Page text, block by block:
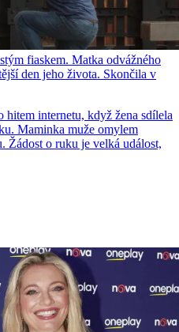
fiaskem. Matka odvážného
den jeho života. Skončila v
hitem internetu, když žena sdílela
Maminka muže omylem
Žádost o ruku je velká událost,